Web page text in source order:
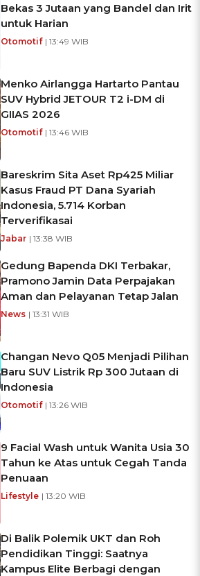
Bekas 3 Jutaan yang Bandel dan Irit
untuk Harian
Otomotif | 13:49 WIB
Menko Airlangga Hartarto Pantau
SUV Hybrid JETOUR T2 i-DM di
GIIAS 2026
Otomotif | 13:46 WIB
Bareskrim Sita Aset Rp425 Miliar
Kasus Fraud PT Dana Syariah
Indonesia, 5.714 Korban
Terverifikasai
Jabar | 13:38 WIB
Gedung Bapenda DKI Terbakar,
Pramono Jamin Data Perpajakan
Aman dan Pelayanan Tetap Jalan
News | 13:31 WIB
Changan Nevo Q05 Menjadi Pilihan
Baru SUV Listrik Rp 300 Jutaan di
Indonesia
Otomotif | 13:26 WIB
9 Facial Wash untuk Wanita Usia 30
Tahun ke Atas untuk Cegah Tanda
Penuaan
Lifestyle | 13:20 WIB
Di Balik Polemik UKT dan Roh
Pendidikan Tinggi: Saatnya
Kampus Elite Berbagi dengan